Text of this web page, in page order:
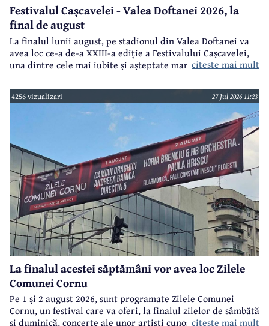
Festivalul Cașcavelei - Valea Doftanei 2026, la
final de august
La finalul lunii august, pe stadionul din Valea Doftanei va
avea loc ce-a de-a XXIII-a ediție a Festivalului Cașcavelei,
una dintre cele mai iubite și așteptate manifestări de acest
citeste mai mult
4256 vizualizari 27 Jul 2026 11:23
La finalul acestei săptămâni vor avea loc Zilele
Comunei Cornu
Pe 1 și 2 august 2026, sunt programate Zilele Comunei
Cornu, un festival care va oferi, la finalul zilelor de sâmbătă
și duminică, concerte ale unor artiști cunoscuți.citeste mai mult